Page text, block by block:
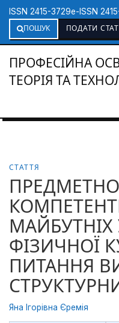
ISSN 2415-3729e-ISSN
ПОШУК
ПОДАТИ
ПРОФЕСІЙНА
ТЕОРІЯ ТА
СТАТТЯ
МАЙБУТНІХ
ФІЗИЧНОЇ
ПИТАННЯ
Яна Ігорівна Єремія